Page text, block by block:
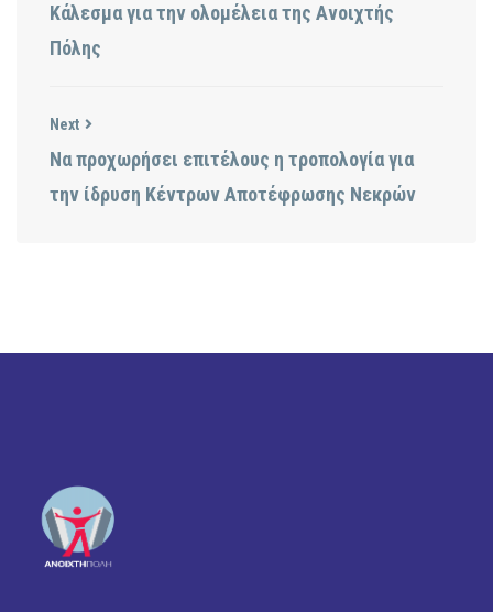
Κάλεσμα για την ολομέλεια της Ανοιχτής
Πόλης
Next
Να προχωρήσει επιτέλους η τροπολογία για
την ίδρυση Κέντρων Αποτέφρωσης Νεκρών